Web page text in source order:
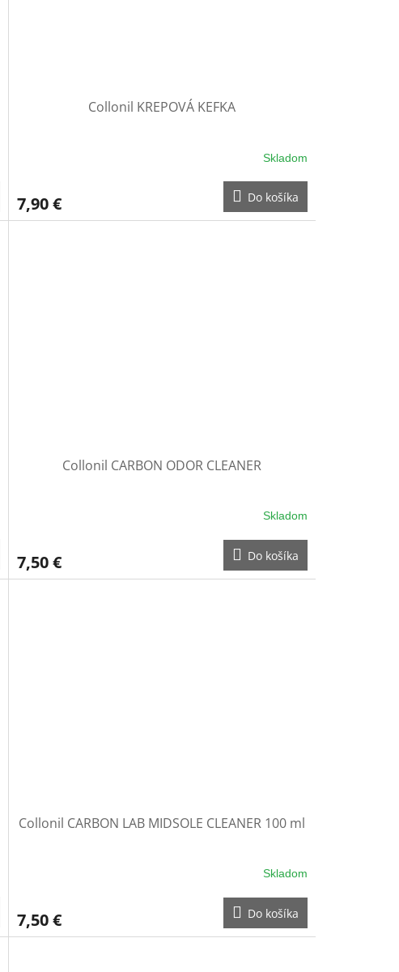
Collonil KREPOVÁ KEFKA
Skladom
7,90 € Do košíka
Collonil CARBON ODOR CLEANER
Skladom
7,50 € Do košíka
Collonil CARBON LAB MIDSOLE CLEANER 100 ml
Skladom
7,50 € Do košíka